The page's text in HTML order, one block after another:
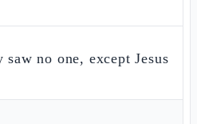
no one, except Jesus